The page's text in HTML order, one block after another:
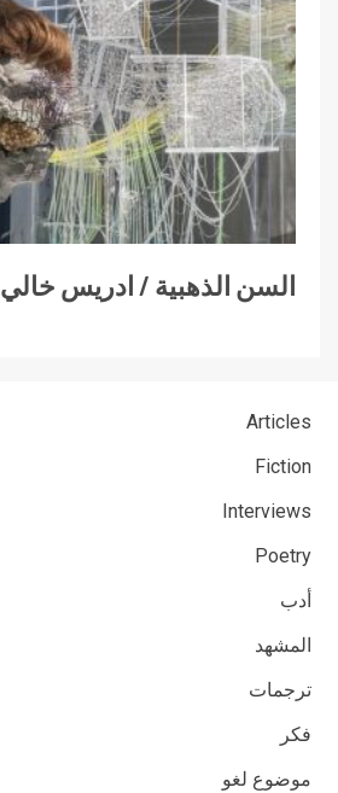
السن الذهبية / ادريس خالي
Articles
Fiction
Interviews
Poetry
أدب
المشهد
ترجمات
فكر
موضوع لغو